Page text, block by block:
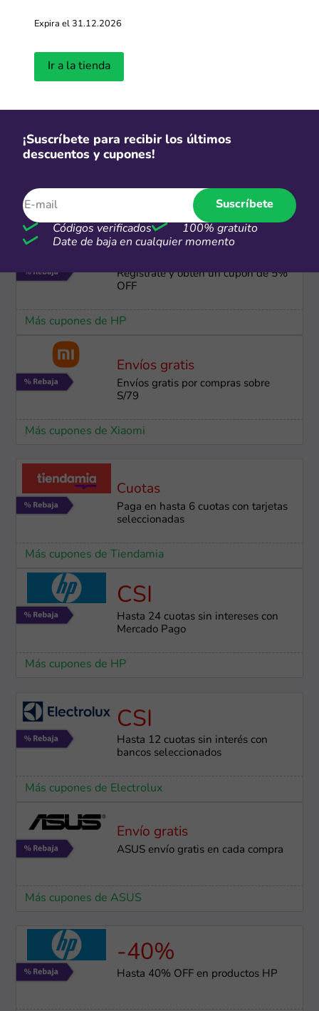
CSI
compras mayores a S/.6,000
Cuotas
Dívidelo Interbank: Hasta 36 cuotas
a tasa preferencial
Más cupones de Hiraoka
-5%
Regístrate y obtén un cupón de 5%
OFF
Más cupones de HP
Envíos gratis
Envíos gratis por compras sobre
S/79
Más cupones de Xiaomi
Cuotas
Paga en hasta 6 cuotas con tarjetas
seleccionadas
Más cupones de Tiendamia
CSI
Hasta 24 cuotas sin intereses con
Mercado Pago
Más cupones de HP
CSI
Hasta 12 cuotas sin interés con
bancos seleccionados
Más cupones de Electrolux
Envío gratis
ASUS envío gratis en cada compra
Más cupones de ASUS
-40%
Hasta 40% OFF en productos HP
Expira el 31.12.2026
Ir a la tienda
¡Suscríbete para recibir los últimos
descuentos y cupones!
Suscríbete
Códigos verificados
100% gratuito
Date de baja en cualquier momento